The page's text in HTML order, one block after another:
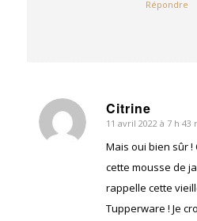
Répondre
Citrine
dit
:
11 avril 2022 à 7 h 43
Mais oui bien sûr !
cette mousse de
rappelle cette
Tupperware ! Je